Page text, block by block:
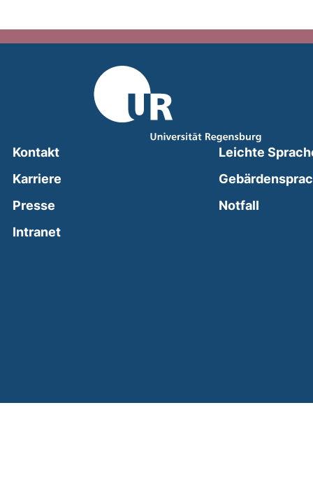
Kontakt
Karriere
Presse
Intranet(external link, opens in a new window)
Leichte
Notfall